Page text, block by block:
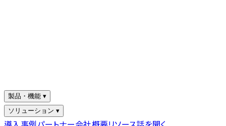
製品・機能 ▾
ソリューション ▾